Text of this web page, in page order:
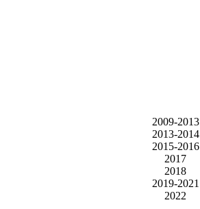
2009-2013
2013-2014
2015-2016
2017
2018
2019-2021
2022